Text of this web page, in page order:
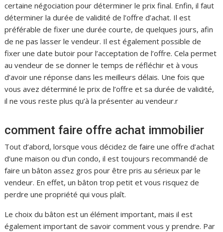
certaine négociation pour déterminer le prix final. Enfin, il faut
déterminer la durée de validité de l’offre d’achat. Il est
préférable de fixer une durée courte, de quelques jours, afin
de ne pas lasser le vendeur. Il est également possible de
fixer une date butoir pour l’acceptation de l’offre. Cela permet
au vendeur de se donner le temps de réfléchir et à vous
d’avoir une réponse dans les meilleurs délais. Une fois que
vous avez déterminé le prix de l’offre et sa durée de validité,
il ne vous reste plus qu’à la présenter au vendeur.r
comment faire offre achat immobilier
Tout d’abord, lorsque vous décidez de faire une offre d’achat
d’une maison ou d’un condo, il est toujours recommandé de
faire un bâton assez gros pour être pris au sérieux par le
vendeur. En effet, un bâton trop petit et vous risquez de
perdre une propriété qui vous plaît.
Le choix du bâton est un élément important, mais il est
également important de savoir comment vous y prendre. Par